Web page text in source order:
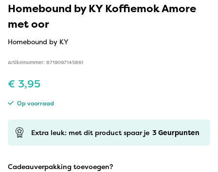
Homebound by KY Koffiemok Amore
met oor
Homebound by KY
Artikelnummer: 8719097145861
€ 3,95
Op voorraad
Extra leuk: met dit product spaar je 3 Geurpunten
Cadeauverpakking toevoegen?